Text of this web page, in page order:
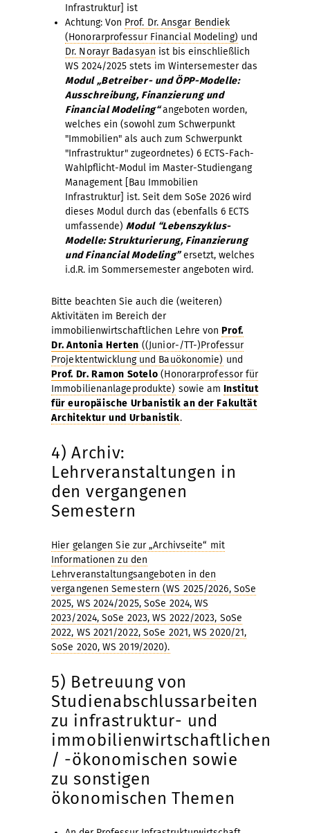
Infrastruktur] ist
Achtung: Von Prof. Dr. Ansgar Bendiek
(Honorarprofessur Financial Modeling) und
Dr. Norayr Badasyan ist bis einschließlich
WS 2024/2025 stets im Wintersemester das
Modul „Betreiber- und ÖPP-Modelle:
Ausschreibung, Finanzierung und
Financial Modeling“angeboten worden,
welches ein (sowohl zum Schwerpunkt
"Immobilien" als auch zum Schwerpunkt
"Infrastruktur" zugeordnetes) 6 ECTS-Fach-
Wahlpflicht-Modul im Master-Studiengang
Management [Bau Immobilien
Infrastruktur] ist. Seit dem SoSe 2026 wird
dieses Modul durch das (ebenfalls 6 ECTS
umfassende) Modul “Lebenszyklus-
Modelle: Strukturierung, Finanzierung
und Financial Modeling”ersetzt, welches
i.d.R. im Sommersemester angeboten wird.
Bitte beachten Sie auch die (weiteren)
Aktivitäten im Bereich der
immobilienwirtschaftlichen Lehre von Prof.
Dr. Antonia Herten ((Junior-/TT-)Professur
Projektentwicklung und Bauökonomie) und
Prof. Dr. Ramon Sotelo (Honorarprofessor für
Immobilienanlageprodukte) sowie am Institut
für europäische Urbanistik an der Fakultät
Architektur und Urbanistik.
4) Archiv:
Lehrveranstaltungen in
den vergangenen
Semestern
Hier gelangen Sie zur „Archivseite“ mit
Informationen zu den
Lehrveranstaltungsangeboten in den
vergangenen Semestern (WS 2025/2026, SoSe
2025, WS 2024/2025, SoSe 2024, WS
2023/2024, SoSe 2023, WS 2022/2023, SoSe
2022, WS 2021/2022, SoSe 2021, WS 2020/21,
SoSe 2020, WS 2019/2020).
5) Betreuung von
Studienabschlussarbeiten
zu infrastruktur- und
immobilienwirtschaftlichen
/ -ökonomischen sowie
zu sonstigen
ökonomischen Themen